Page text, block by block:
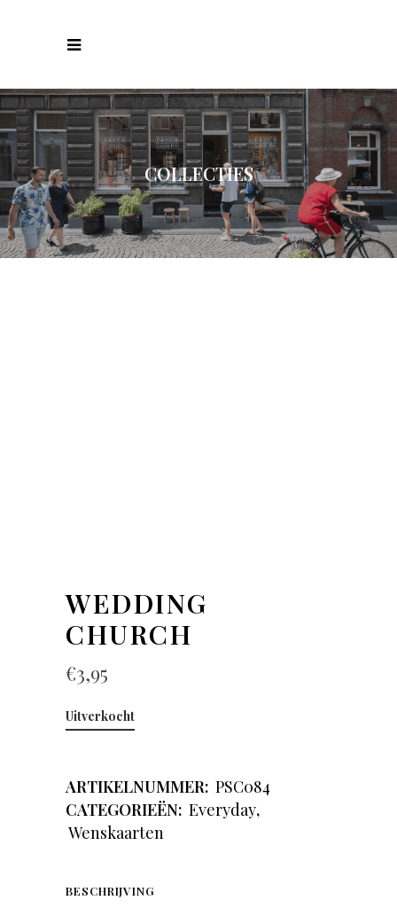
COLLECTIES
WEDDING
CHURCH
€3,95
Uitverkocht
ARTIKELNUMMER: PSC084
CATEGORIEËN: Everyday,
Wenskaarten
BESCHRIJVING